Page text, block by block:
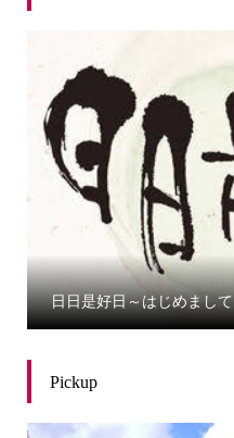
日日是好日～はじめまして
Pickup